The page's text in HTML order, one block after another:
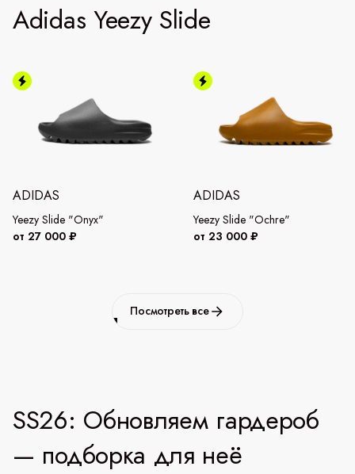
Adidas Yeezy Slide
ADIDAS
Yeezy Slide "Onyx"
от 27 000 ₽
ADIDAS
Yeezy Slide "Ochre"
от 23 000 ₽
Посмотреть все
SS26: Обновляем гардероб
— подборка для неё